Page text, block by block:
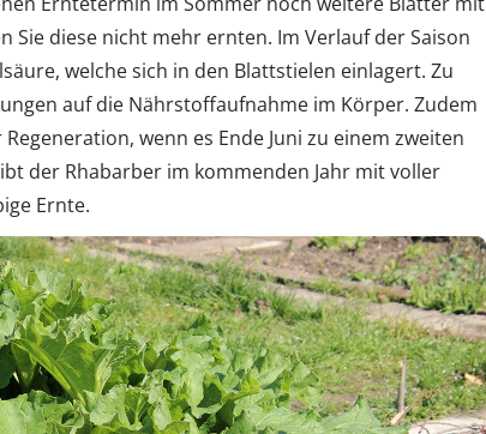
Sie diese nicht mehr ernten. Im Verlauf der Saison
welche sich in den Blattstielen einlagert. Zu
auf die Nährstoffaufnahme im Körper. Zudem
wenn es Ende Juni zu einem zweiten
der Rhabarber im kommenden Jahr mit voller
Ernte.